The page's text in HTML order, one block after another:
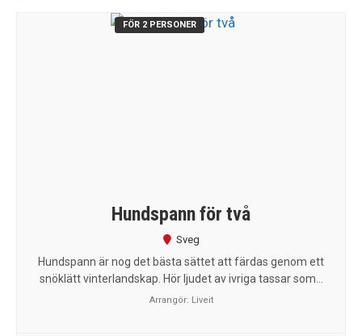
FÖR 2 PERSONER
Hundspann för två
Sveg
Hundspann är nog det bästa sättet att färdas genom ett
snöklätt vinterlandskap. Hör ljudet av ivriga tassar som...
Arrangör: Liveit